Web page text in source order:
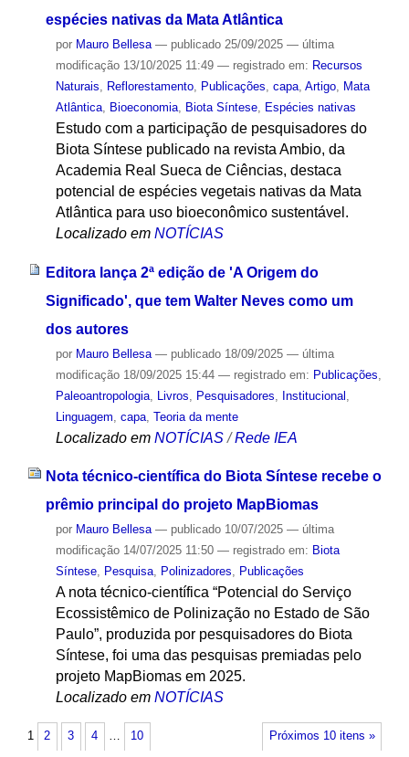
espécies nativas da Mata Atlântica
por Mauro Bellesa — publicado25/09/2025 — última
modificação13/10/2025 11:49 — registrado em: Recursos
Naturais
Reflorestamento, Publicações capa, Artigo,
Mata
Atlântica, Bioeconomia, Biota Síntese, Espécies nativas
Estudo com a participação de pesquisadores do
Biota Síntese publicado na revista Ambio, da
Academia Real Sueca de Ciências, destaca
potencial de espécies vegetais nativas da Mata
Atlântica para uso bioeconômico sustentável.
Localizado em NOTÍCIAS
Editora lança 2ª edição de 'A Origem do
Significado', que tem Walter Neves como um
dos autores
por Mauro Bellesa — publicado18/09/2025 — última
modificação18/09/2025 15:44 — registrado em: Publicações
Paleoantropologia, Livros Pesquisadores Institucional
Linguagem capa, Teoria da mente
Localizado em NOTÍCIAS /Rede IEA
Nota técnico-científica do Biota Síntese recebe o
prêmio principal do projeto MapBiomas
por Mauro Bellesa — publicado10/07/2025 — última
modificação14/07/2025 11:50 — registrado em: Biota
Síntese, Pesquisa, Polinizadores, Publicações
A nota técnico-científica “Potencial do Serviço
Ecossistêmico de Polinização no Estado de São
Paulo”, produzida por pesquisadores do Biota
Síntese, foi uma das pesquisas premiadas pelo
projeto MapBiomas em 2025.
Localizado em NOTÍCIAS
Próximos 10 itens »
1 2 3 4 … 10